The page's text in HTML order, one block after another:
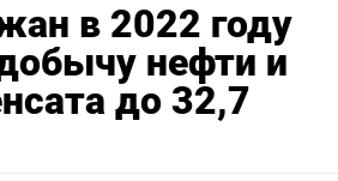
в 2022 году
нефти и
до 32,7